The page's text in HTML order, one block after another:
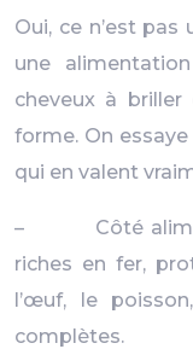
Oui, ce n’est
une
cheveux à
forme. On
qui en valent
– Côté
riches en fer,
l’œuf, le
complètes.